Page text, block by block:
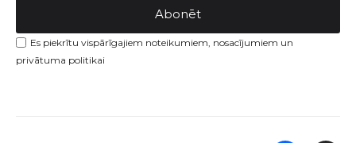
Abonēt
Es piekrītu vispārīgajiem noteikumiem, nosacījumiem un
privātuma politikai